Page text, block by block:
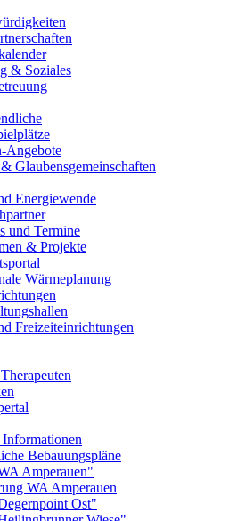
& Soziales
Angebote
Glaubensgemeinschaften
Energiewende
und Termine
& Projekte
Wärmeplanung
Freizeiteinrichtungen
Bebauungspläne
Amperauen"
WA Amperauen
Ost"